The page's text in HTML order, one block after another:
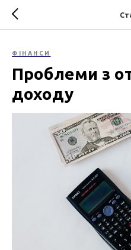
ФІНАНСИ
Проблеми з
доходу